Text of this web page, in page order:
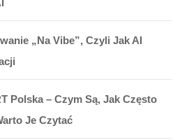
„na Vibe”, Czyli Jak AI
Polska – Czym Są, Jak Często
Je Czytać